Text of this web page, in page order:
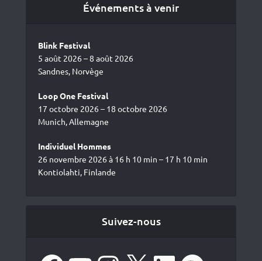
Événements à venir
Blink Festival
5 août 2026 – 8 août 2026
Sandnes, Norvège
Loop One Festival
17 octobre 2026 – 18 octobre 2026
Munich, Allemagne
Individuel Hommes
26 novembre 2026 à 16 h 10 min – 17 h 10 min
Kontiolahti, Finlande
Suivez-nous
FacebookYouTube Instagram LinkedIn Spotify